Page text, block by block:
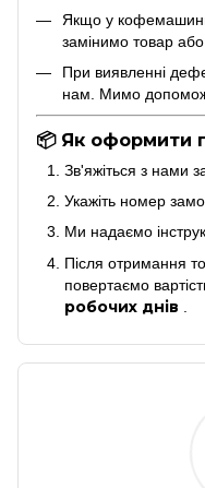
Якщо у
замінимо товар або
При виявленні
нам. Мимо
📦 Як оформити
Зв'яжіться з нами
Укажіть номер
Ми надаємо
Після отримання
повертаємо
робочих днів